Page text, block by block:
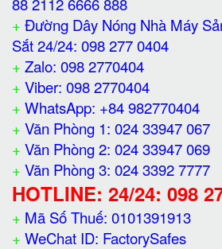
+ Đường Dây Nóng Nhà Máy
Sắt 24/24: 098 277 0404
+ Zalo: 098 2770404
+ Viber: 098 2770404
+ WhatsApp: +84 982770404
+ Văn Phòng 1: 024 33947 067
+ Văn Phòng 2: 024 33947 069
+ Văn Phòng 3: 024 3392 7777
HOTLINE: 24/24: 098
+ Mã Số Thuế: 0101391913
+ WeChat ID: FactorySafes